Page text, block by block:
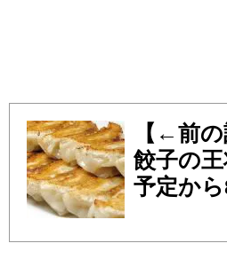
【←前の
餃子の
予定か